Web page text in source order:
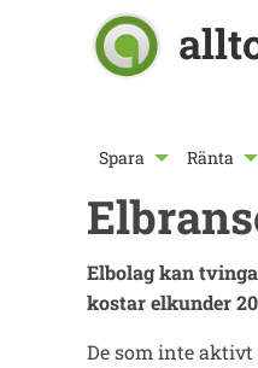
Spara Ränta
Elbolag kan
kostar elkunder
De som inte